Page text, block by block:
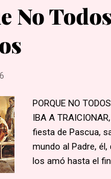
No
PORQUE NO
IBA A
fiesta de Pascua,
mundo al Padre,
los amó hasta el